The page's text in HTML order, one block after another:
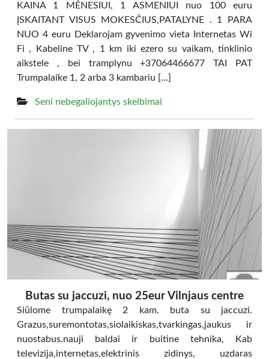
KAINA 1 MĖNESIUI, 1 ASMENIUI nuo 100 euru
ĮSKAITANT VISUS MOKESČIUS,PATALYNE . 1 PARA
NUO 4 euru Deklarojam gyvenimo vieta Internetas Wi
Fi , Kabeline TV , 1 km iki ezero su vaikam, tinklinio
aikstele , bei tramplynu +37064466677 TAI PAT
Trumpalaike 1, 2 arba 3 kambariu […]
Seni nebegaliojantys skelbimai
Butas su jaccuzi, nuo 25eur Vilnjaus centre
Siūlome trumpalaikę 2 kam. buta su jaccuzi.
Grazus,suremontotas,siolaikiskas,tvarkingas,jaukus ir
nuostabus.nauji baldai ir buitine tehnika, Kab
televizija,internetas,elektrinis zidinys, uzdaras